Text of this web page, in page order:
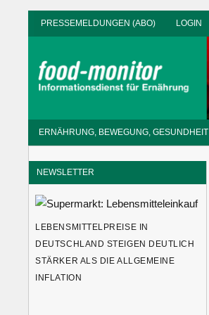
Zum
Inhalt
PRESSEMELDUNGEN (ABO) LOGIN
Informationsdienst
ERNÄHRUNG, BEWEGUNG, GESUNDHEIT
NEWSLETTER
LEBENSMITTELPREISE IN
DEUTSCHLAND STEIGEN DEUTLICH
STÄRKER ALS DIE ALLGEMEINE
INFLATION